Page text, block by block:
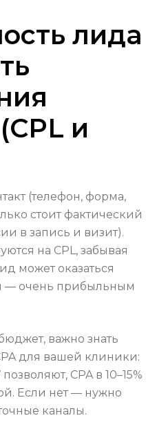
лида
и
(телефон, форма,
стоит фактический
в запись и визит).
на CPL, забывая
может оказаться
— очень прибыльным
важно знать
для вашей клиники:
CPA в 10–15%
Если нет — нужно
каналы.